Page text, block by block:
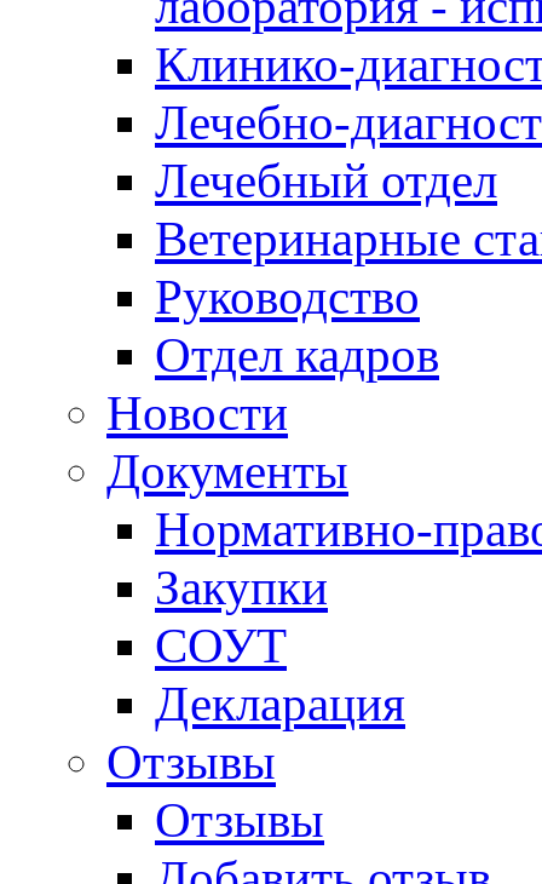
Клинико-
Лечебно-
Лечебный отдел
Ветеринарные
Руководство
Отдел кадров
Новости
Документы
Нормативно-
Закупки
СОУТ
Декларация
Отзывы
Отзывы